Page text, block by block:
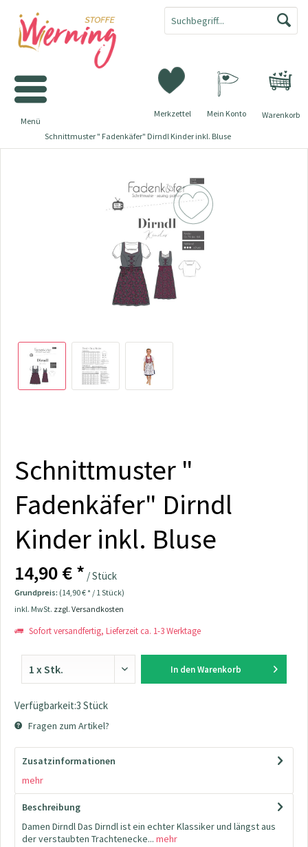
Warenkorb
Merkzettel Mein Konto
Menü
Schnittmuster " Fadenkäfer" Dirndl Kinder inkl. Bluse
Schnittmuster "
Fadenkäfer" Dirndl
Kinder inkl. Bluse
14,90 € * / Stück
Grundpreis: (14,90 € * / 1 Stück)
inkl. MwSt. zzgl. Versandkosten
Sofort versandfertig, Lieferzeit ca. 1-3 Werktage
In den Warenkorb
Verfügbarkeit:3 Stück
Fragen zum Artikel?
Zusatzinformationen
mehr
Beschreibung
Damen Dirndl Das Dirndl ist ein echter Klassiker und längst aus
der verstaubten Trachtenecke... mehr